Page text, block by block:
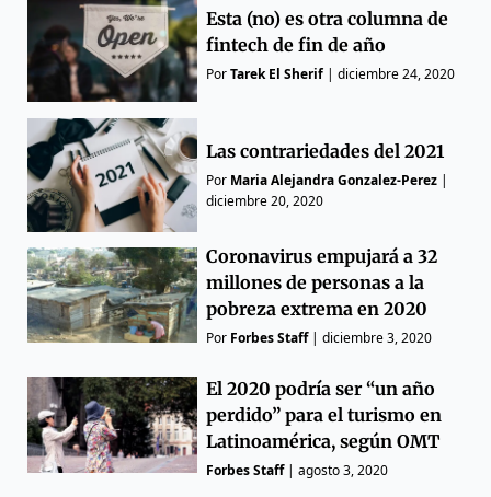
Esta (no) es otra columna de
fintech de fin de año
PorTarek El Sherif |diciembre 24, 2020
Las contrariedades del 2021
Por Maria Alejandra Gonzalez-Perez |
diciembre 20, 2020
Coronavirus empujará a 32
millones de personas a la
pobreza extrema en 2020
Por Forbes Staff|diciembre 3, 2020
El 2020 podría ser “un año
perdido” para el turismo en
Latinoamérica, según OMT
Forbes Staff|agosto 3, 2020